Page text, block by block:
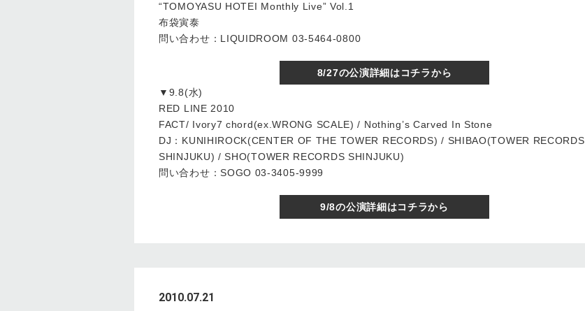
“TOMOYASU HOTEI Monthly Live” Vol.1
布袋寅泰
問い合わせ：LIQUIDROOM 03-5464-0800
8/27の公演詳細はコチラから
▼9.8(水)
RED LINE 2010
FACT/ Ivory7 chord(ex.WRONG SCALE) / Nothing’s Carved In Stone
DJ：KUNIHIROCK(CENTER OF THE TOWER RECORDS) / SHIBAO(TOWER RECORDS
SHINJUKU) / SHO(TOWER RECORDS SHINJUKU)
問い合わせ：SOGO 03-3405-9999
9/8の公演詳細はコチラから
2010.07.21